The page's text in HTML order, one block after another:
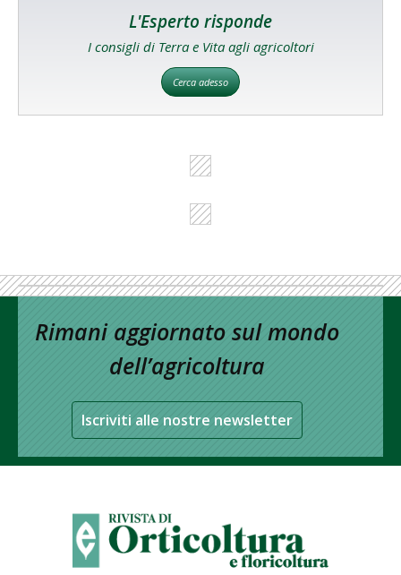
L'Esperto risponde
I consigli di Terra e Vita agli agricoltori
Cerca adesso
Rimani aggiornato sul mondo
dell’agricoltura
Iscriviti alle nostre newsletter